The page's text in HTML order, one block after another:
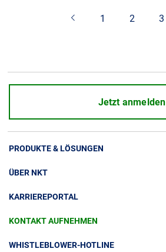
Produktion
Einkauf
1 2 3
Jetzt anmelden
PRODUKTE & LÖSUNGEN
Hochspannung
Kabelgarnituren
Mittelspannungskabel
Niederspannungskabel
ÜBER NKT
News & Presse
Unsere Geschichte
Investoren
KARRIEREPORTAL
KONTAKT AUFNEHMEN
WHISTLEBLOWER-HOTLINE